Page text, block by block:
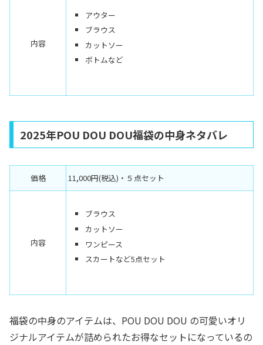
内容
アウター
ブラウス
カットソー
ボトムなど
2025年POU DOU DOU福袋の中身ネタバレ
価格 11,000円(税込)・５点セット
内容
ブラウス
カットソー
ワンピース
スカートなど5点セット
福袋の中身のアイテムは、POU DOU DOU の可愛いオリ
ジナルアイテムが詰められたお得なセットになっているの